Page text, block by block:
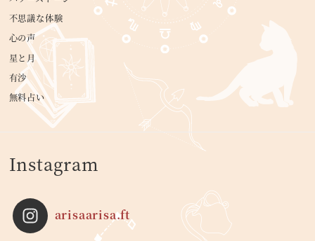
不思議な体験
心の声
星と月
有沙
無料占い
Instagram
arisaarisa.ft